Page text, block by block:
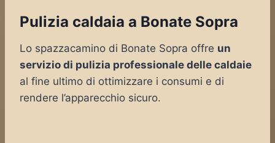
Pulizia caldaia a Bonate Sopra
Lo spazzacamino di Bonate Sopra offre un
servizio di pulizia professionale delle caldaie
al fine ultimo di ottimizzare i consumi e di
rendere l’apparecchio sicuro.